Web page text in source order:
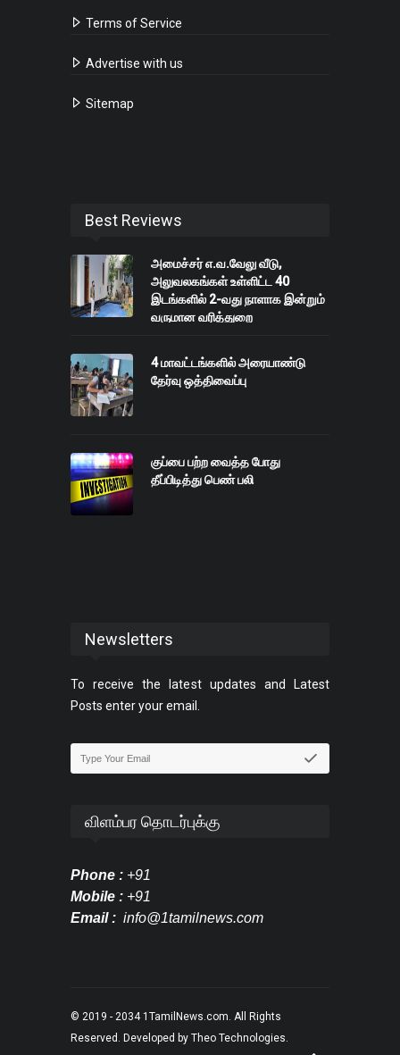
Terms of Service
Advertise with us
Sitemap
Best Reviews
அமைச்சர் எ.வ.வேலு வீடு,
அலுவலகங்கள் உள்ளிட்ட 40
இடங்களில் 2-வது நாளாக இன்றும்
வருமான வரித்துறை
4 மாவட்டங்களில் அரையாண்டு
தேர்வு ஒத்திவைப்பு
குப்பை பற்ற வைத்த போது
தீப்பிடித்து பெண் பலி
Newsletters
To receive the latest updates and Latest
Posts enter your email.
விளம்பர தொடர்புக்கு
Phone : +91
Mobile : +91
Email : info@1tamilnews.com
© 2019 - 2034 1TamilNews.com . All Rights
Reserved. Developed by Theo Technologies